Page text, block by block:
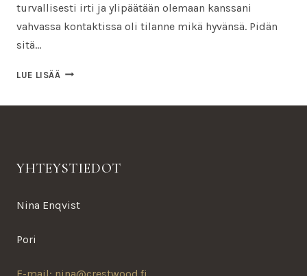
turvallisesti irti ja ylipäätään olemaan kanssani
vahvassa kontaktissa oli tilanne mikä hyvänsä. Pidän
sitä…
LUE LISÄÄ MITEN
YHTEYSTIEDOT
Nina Enqvist
Pori